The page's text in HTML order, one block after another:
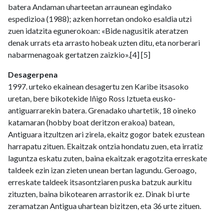
batera Andaman uharteetan arraunean egindako
espedizioa (1988); azken horretan ondoko esaldia utzi
zuen idatzita egunerokoan: «Bide nagusitik ateratzen
denak urrats eta arrasto hobeak uzten ditu, eta norberari
nabarmenagoak gertatzen zaizkio».[4] [5]
Desagerpena
1997. urteko ekainean desagertu zen Karibe itsasoko
uretan, bere bikotekide Iñigo Ross Iztueta eusko-
antiguarrarekin batera. Grenadako uhartetik, 18 oineko
katamaran (hobby boat deritzon erakoa) batean,
Antiguara itzultzen ari zirela, ekaitz gogor batek ezustean
harrapatu zituen. Ekaitzak ontzia hondatu zuen, eta irratiz
laguntza eskatu zuten, baina ekaitzak eragotzita erreskate
taldeek ezin izan zieten unean bertan lagundu. Geroago,
erreskate taldeek itsasontziaren puska batzuk aurkitu
zituzten, baina bikotearen arrastorik ez. Dinak bi urte
zeramatzan Antigua uhartean bizitzen, eta 36 urte zituen.